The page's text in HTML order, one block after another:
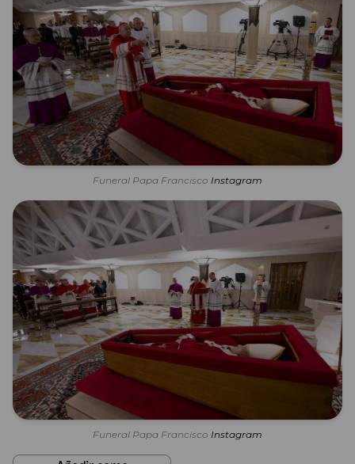
Funeral Papa Francisco Instagram
Funeral Papa Francisco Instagram